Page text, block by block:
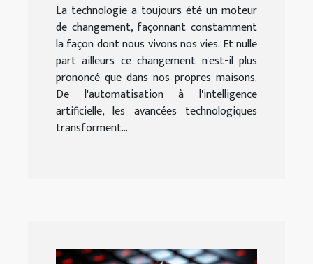
La technologie a toujours été un moteur
de changement, façonnant constamment
la façon dont nous vivons nos vies. Et nulle
part ailleurs ce changement n'est-il plus
prononcé que dans nos propres maisons.
De l'automatisation à l'intelligence
artificielle, les avancées technologiques
transforment...